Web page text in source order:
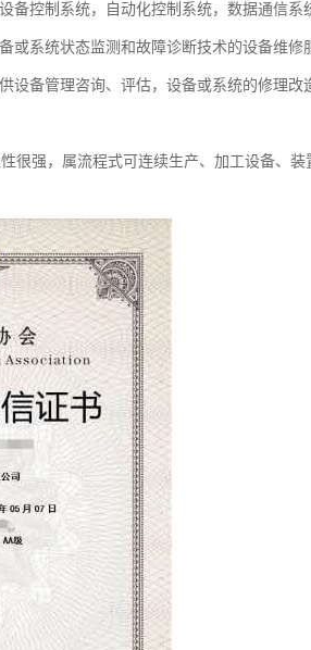
控制系统，自动化控制系统，数据通信系
系统状态监测和故障诊断技术的设备维修
备管理咨询、评估，设备或系统的修理改
很强，属流程式可连续生产、加工设备、装